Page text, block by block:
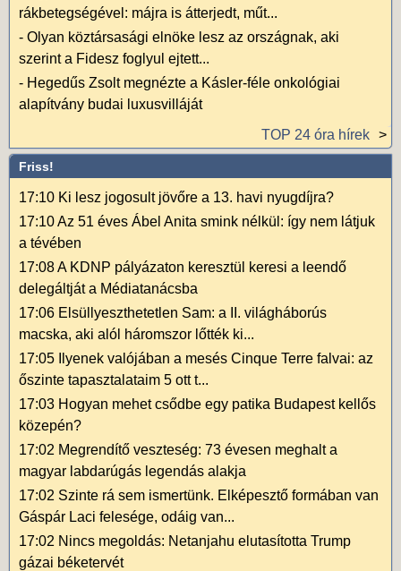
rákbetegségével: májra is átterjedt, műt...
- Olyan köztársasági elnöke lesz az országnak, aki
szerint a Fidesz foglyul ejtett...
- Hegedűs Zsolt megnézte a Kásler-féle onkológiai
alapítvány budai luxusvilláját
TOP 24 óra hírek
Friss!
17:10 Ki lesz jogosult jövőre a 13. havi nyugdíjra?
17:10Az 51 éves Ábel Anita smink nélkül: így nem látjuk
a tévében
17:08A KDNP pályázaton keresztül keresi a leendő
delegáltját a Médiatanácsba
17:06 Elsüllyeszthetetlen Sam: a II. világháborús
macska, aki alól háromszor lőtték ki...
17:05
Ilyenek valójában a mesés Cinque Terre falvai: az
őszinte tapasztalataim 5 ott t...
17:03 Hogyan mehet csődbe egy patika Budapest kellős
közepén?
17:02 Megrendítő veszteség: 73 évesen meghalt a
magyar labdarúgás legendás alakja
17:02 Szinte rá sem ismertünk. Elképesztő formában van
Gáspár Laci felesége, odáig van...
17:02 Nincs megoldás: Netanjahu elutasította Trump
gázai béketervét